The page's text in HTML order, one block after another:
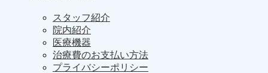
スタッフ紹介
院内紹介
医療機器
治療費のお支払い方法
プライバシーポリシー